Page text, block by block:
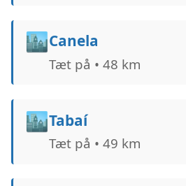
🏙️Canela
Tæt på • 48 km
🏙️Tabaí
Tæt på • 49 km